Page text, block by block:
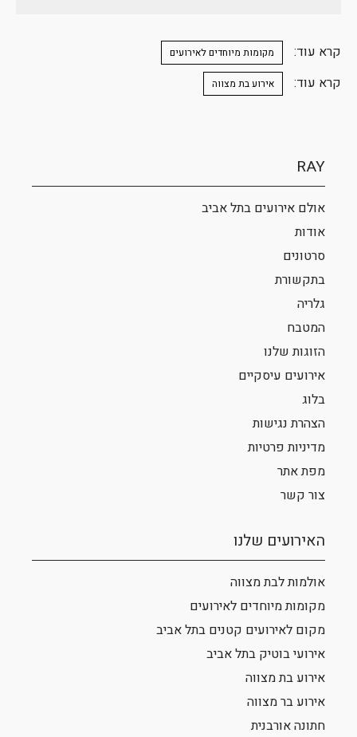
קרא עוד: מקומות מיוחדים לאירועים
קרא עוד: אירוע בת מצווה
RAY
אולם אירועים בתל אביב
אודות
סרטונים
בתקשורת
גלריה
המטבח
הזוגות שלנו
אירועים עיסקיים
בלוג
הצהרת נגישות
מדיניות פרטיות
מפת אתר
צור קשר
האירועים שלנו
אולמות לבת מצווה
מקומות מיוחדים לאירועים
מקום לאירועים קטנים בתל אביב
אירועי בוטיק בתל אביב
אירוע בת מצווה
אירוע בר מצווה
חתונה אורבנית